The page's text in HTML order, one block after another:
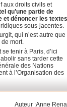
aux droits civils et
qu’une partie de
et dénoncer les textes
sous-jacentes.
qui n’est autre que
mort.
tenir à Paris, d’ici
sans tarder cette
des Nations
à l’Organisation des
Auteur :Anne